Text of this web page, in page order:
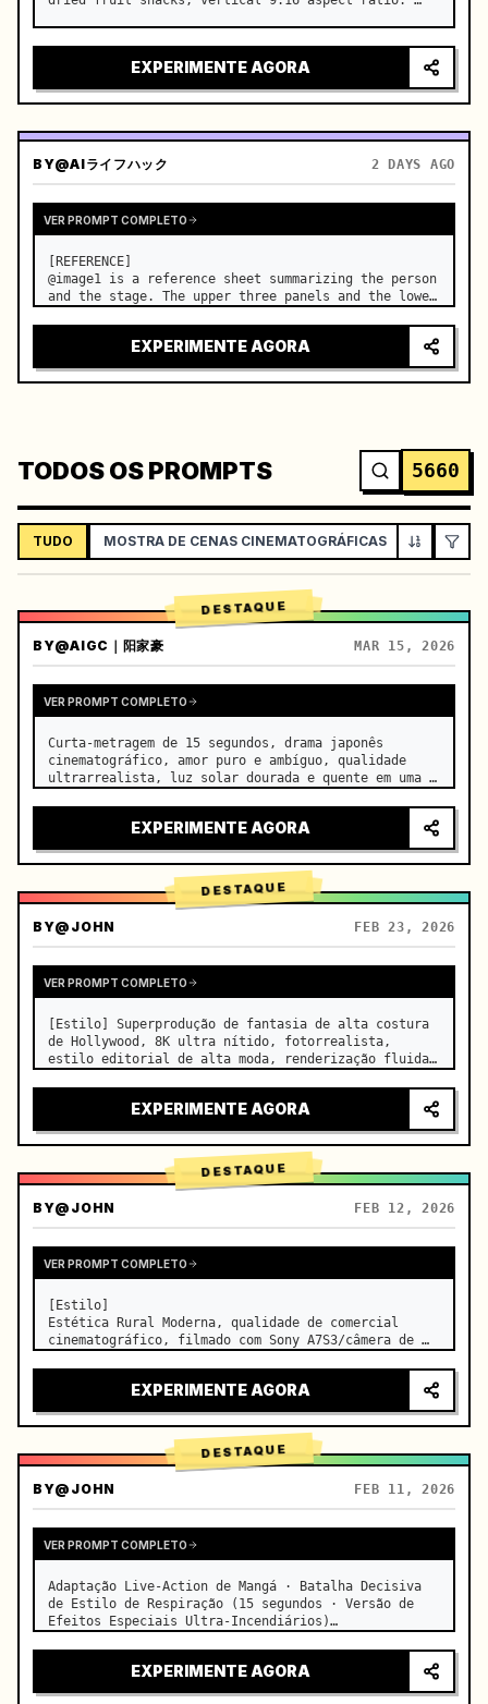
EXPERIMENTE AGORA
BY@AIライフハック 2 DAYS AGO
VER PROMPT COMPLETO
[REFERENCE]
@image1 is a reference sheet summarizing the person
and the stage. The upper three panels and the lower
the face, hair, body type, costume, and whole body
of the same woman appearing alone in the vi…
EXPERIMENTE AGORA
TODOS OS PROMPTS 5660
TUDO MOSTRA DE CENAS CINEMATOGRÁFICAS VLOG /
DESTAQUE
BY@AIGC｜阳家豪 MAR 15, 2026
VER PROMPT COMPLETO
Curta-metragem de 15 segundos, drama japonês
cinematográfico, amor puro e ambíguo, qualidade
ultrarrealista, luz solar dourada e quente em uma
minúsculas partículas de po…
EXPERIMENTE AGORA
DESTAQUE
BY@JOHN FEB 23, 2026
VER PROMPT COMPLETO
[Estilo] Superprodução de fantasia de alta costura
de Hollywood, 8K ultra nítido, fotorrealista,
estilo editorial de alta moda, renderização fluida
segundos. [Cena] Um Salar de Uyuni (Espelho do Céu)
infinito e real…EXPERIMENTE AGORA
DESTAQUE
BY@JOHN FEB 12, 2026
VER PROMPT COMPLETO
[Estilo]
Estética Rural Moderna, qualidade de comercial
cinematográfico, filmado com Sony A7S3/câmera de
iluminação natural transparente, ASMR curativo, sem
sensação de drama de época.
[Cena]
Uma cozinha moderna de f…
EXPERIMENTE AGORA
DESTAQUE
BY@JOHN FEB 11, 2026
VER PROMPT COMPLETO
Adaptação Live-Action de Mangá · Batalha Decisiva
de Estilo de Respiração (15 segundos · Versão de
Efeitos Especiais Ultra-Incendiários)
Dourado), duelo live-action e…
EXPERIMENTE AGORA